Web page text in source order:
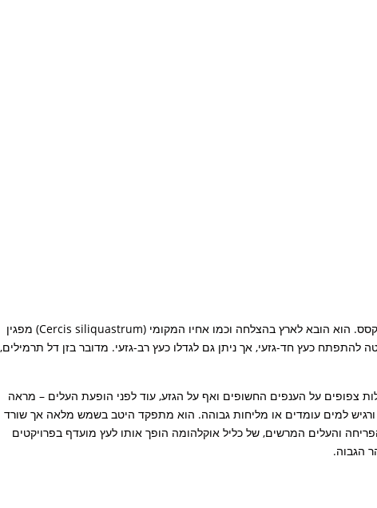
(Cercis canadensis) שמקורו בדרום מרכז ארצות הברית, בעיקר באזורים המיוערים של אוקלהומה וטקסס. הוא הובא לארץ בהצלחה וכמו אחיו המקומי (Cercis siliquastrum) מפגין
עגול ומאוזן שלרוב שווה ברוחבו לגובהו. הוא נוטה להתפתח כעץ חד-גזעי, אך ניתן גם לגדלו כעץ רב-גזעי. מדובר בזן דל תרמילים,
צפופים על הענפים החשופים ואף על הגזע, עוד לפני הופעת העלים – מראה
ורגיש למים עומדים או מליחות גבוהה. הוא מתפקד היטב בשמש מלאה אך שורד
והעלים המרשים, של כליל אוקלהומה הופך אותו לעץ מועדף בפרויקטים
הגבוה.